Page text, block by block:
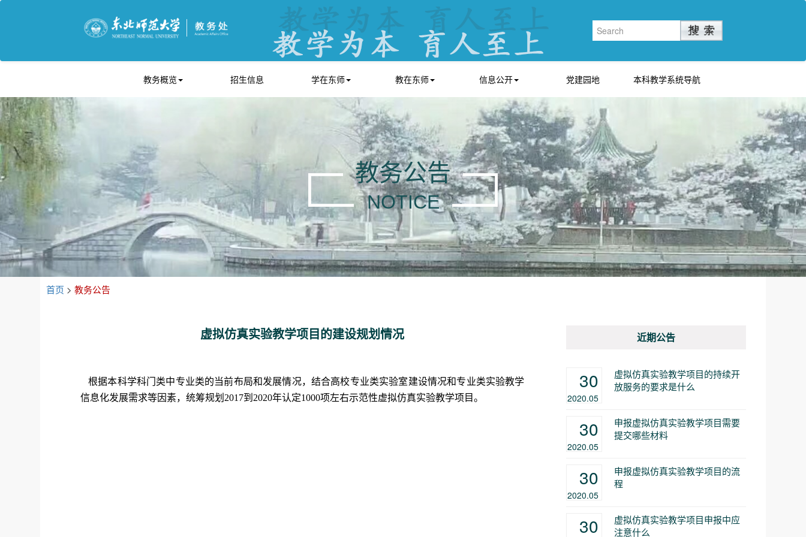
教务概览 招生信息 学在东师 教在东师 信息公开 党建园地 本科教学系统导航
教务公告
NOTICE
首页 > 教务公告
虚拟仿真实验教学项目的建设规划情况
根据本科学科门类中专业类的当前布局和发展情况，结合高校专业类实验室建设情况和专业类实验教学
信息化发展需求等因素，统筹规划 2017到2020年认定1000项左右示范性虚拟仿真实验教学项目。
近期公告
30
2020.05
虚拟仿真实验教学项目的持续开
放服务的要求是什么
30
2020.05
申报虚拟仿真实验教学项目需要
提交哪些材料
30
2020.05
申报虚拟仿真实验教学项目的流
程
30
虚拟仿真实验教学项目申报中应
注意什么